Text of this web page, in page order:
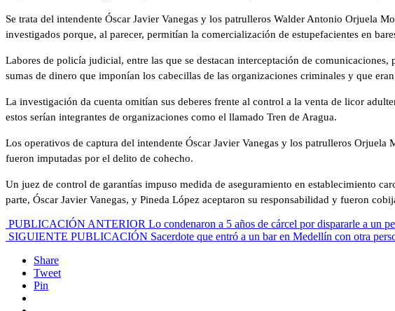
Se trata del intendente Óscar Javier Vanegas y los patrulleros Walder Antonio Orjuela
investigados porque, al parecer, permitían la comercialización de estupefacientes en
Labores de policía judicial, entre las que se destacan interceptación de
sumas de dinero que imponían los cabecillas de las organizaciones criminales y que
La investigación da cuenta omitían sus deberes frente al control a la venta de licor
estos serían integrantes de organizaciones como el llamado Tren de Aragua.
Los operativos de captura del intendente Óscar Javier Vanegas y los patrulleros
fueron imputadas por el delito de cohecho.
Un juez de control de garantías impuso medida de aseguramiento en establecimiento
parte, Óscar Javier Vanegas, y Pineda López aceptaron su responsabilidad y fueron
PUBLICACIÓN ANTERIOR Lo condenaron a 5 años de cárcel por dispararle a un
SIGUIENTE PUBLICACIÓN Sacerdote que entró a un bar en Medellín con otra
Share
Tweet
Pin